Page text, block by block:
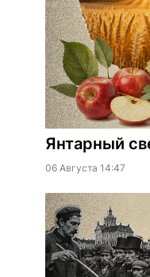
Янтарный
06 Августа 14:47